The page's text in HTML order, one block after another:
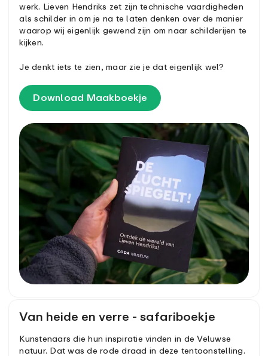
werk. Lieven Hendriks zet zijn technische vaardigheden
als schilder in om je na te laten denken over de manier
waarop wij eigenlijk gewend zijn om naar schilderijen te
kijken.
Je denkt iets te zien, maar zie je dat eigenlijk wel?
Download Maakboekje
Van heide en verre - safariboekje
Kunstenaars die hun inspiratie vinden in de Veluwse
natuur. Dat was de rode draad in deze tentoonstelling.